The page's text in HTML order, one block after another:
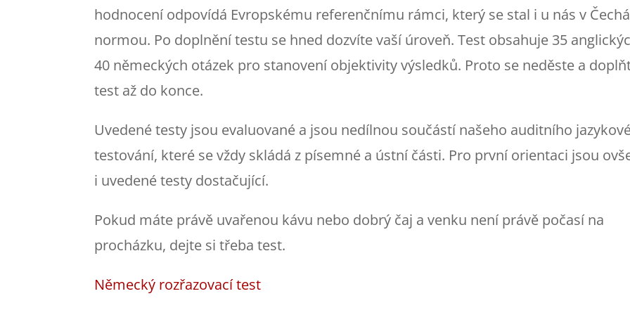
hodnocení odpovídá Evropskému referenčnímu rámci, který se stal i u nás v
normou. Po doplnění testu se hned dozvíte vaší úroveň. Test obsahuje 35
40 německých otázek pro stanovení objektivity výsledků. Proto se neděste a
test až do konce.
Uvedené testy jsou evaluované a jsou nedílnou součástí našeho auditního
testování, které se vždy skládá z písemné a ústní části. Pro první orientaci jsou
i uvedené testy dostačující.
Pokud máte právě uvařenou kávu nebo dobrý čaj a venku není právě počasí na
procházku, dejte si třeba test.
Německý rozřazovací test